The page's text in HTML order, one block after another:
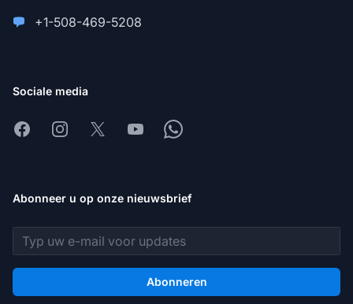
+1-508-469-5208
Sociale media
FacebookInstagram
X YoutubeWhatsapp
Abonneer u op onze nieuwsbrief
E-mailadres
Abonneren